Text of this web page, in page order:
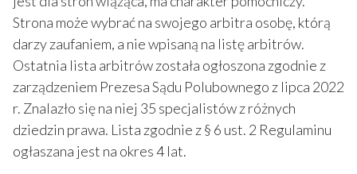
Strona może wybrać na swojego arbitra osobę, którą
darzy zaufaniem, a nie wpisaną na listę arbitrów.
Ostatnia lista arbitrów została ogłoszona zgodnie z
zarządzeniem Prezesa Sądu Polubownego z lipca 2022
r. Znalazło się na niej 35 specjalistów z różnych
dziedzin prawa. Lista zgodnie z § 6 ust. 2 Regulaminu
ogłaszana jest na okres 4 lat.